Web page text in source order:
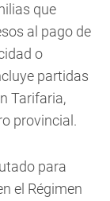
que
al pago de
o
partidas
Tarifaria,
provincial.
para
el Régimen